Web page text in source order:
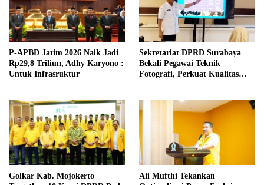
P-APBD Jatim 2026 Naik Jadi
Rp29,8 Triliun, Adhy Karyono :
Untuk Infrasruktur
Sekretariat DPRD Surabaya
Bekali Pegawai Teknik
Fotografi, Perkuat Kualitas
Golkar Kab. Mojokerto
Ali Mufthi Tekankan